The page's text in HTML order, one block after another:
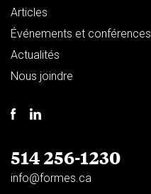
Articles
Événements et conférences
Actualités
Nous joindre
514 256-1230
info@formes.ca